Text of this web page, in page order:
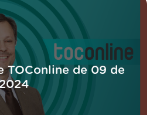
TOConline de 09 de